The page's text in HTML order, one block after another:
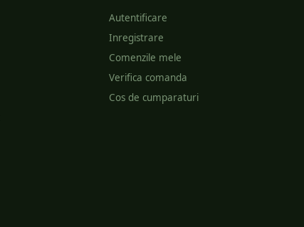
Autentificare
Inregistrare
Comenzile mele
Verifica comanda
Cos de cumparaturi